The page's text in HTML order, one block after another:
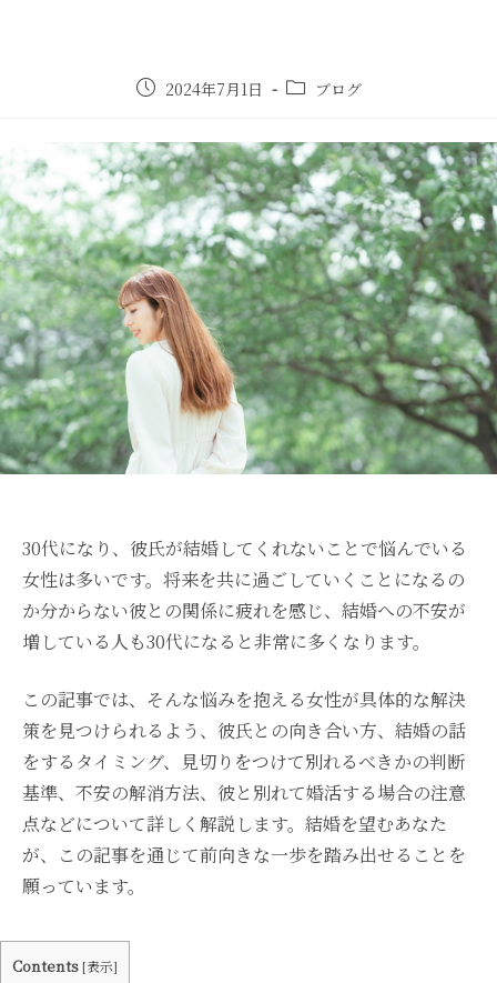
2024年7月1日 ブログ
30代になり、彼氏が結婚してくれないことで悩んでいる
女性は多いです。将来を共に過ごしていくことになるの
か分からない彼との関係に疲れを感じ、結婚への不安が
増している人も30代になると非常に多くなります。
この記事では、そんな悩みを抱える女性が具体的な解決
策を見つけられるよう、彼氏との向き合い方、結婚の話
をするタイミング、見切りをつけて別れるべきかの判断
基準、不安の解消方法、彼と別れて婚活する場合の注意
点などについて詳しく解説します。結婚を望むあなた
が、この記事を通じて前向きな一歩を踏み出せることを
願っています。
Contents [表示]